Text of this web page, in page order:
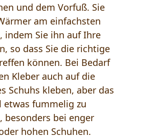
und dem Vorfuß. Sie
am einfachsten
indem Sie ihn auf Ihre
so dass Sie die richtige
können. Bei Bedarf
Kleber auch auf die
Schuhs kleben, aber das
etwas fummelig zu
besonders bei enger
hohen Schuhen.